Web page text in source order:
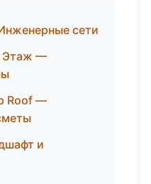
сети
Этаж —
Roof —
и